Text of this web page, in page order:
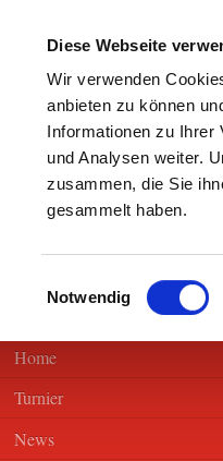
Diese Webseite
Wir verwenden
anbieten zu können
Informationen zu Ihrer
und Analysen weiter.
zusammen, die Sie
gesammelt haben.
Einwilligungsauswahl
Notwendig
Home
Turnier
News